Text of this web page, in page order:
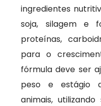
ingredientes
soja, silagem e
proteínas,
para o
fórmula deve ser
peso e estágio
animais,